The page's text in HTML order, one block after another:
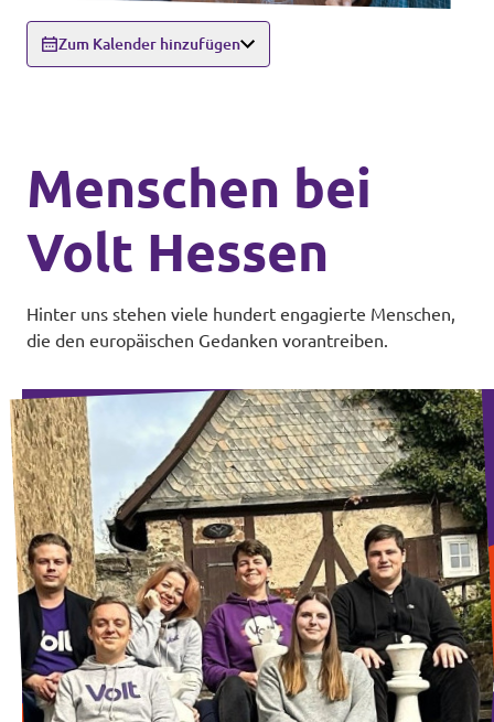
Zum Kalender hinzufügen
Menschen bei
Volt Hessen
Hinter uns stehen viele hundert engagierte Menschen,
die den europäischen Gedanken vorantreiben.